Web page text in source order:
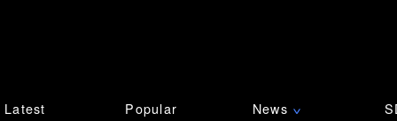
Latest Popular News ∨